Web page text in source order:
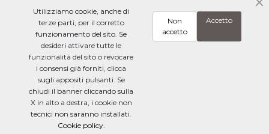
ordine)
Newsletter
Ho letto l'informativa sulla privacye accetto il trattamento dei miei dati
Utilizziamo cookie, anche di
terze parti, per il corretto
funzionamento del sito. Se
desideri attivare tutte le
funzionalità del sito o revocare
i consensi già forniti, clicca
sugli appositi pulsanti. Se
chiudi il banner cliccando sulla
X in alto a destra, i cookie non
tecnici non saranno installati.
Cookie policy.
Accetto
Non
accetto